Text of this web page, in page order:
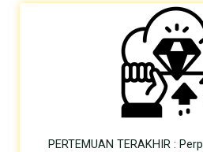
PERTEMUAN TERAKHIR :